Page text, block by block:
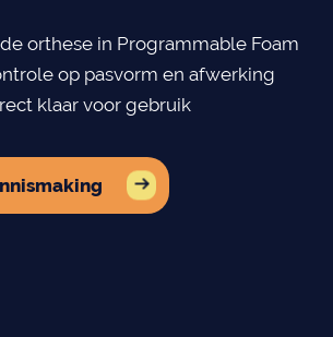
orthese in Programmable Foam
op pasvorm en afwerking
klaar voor gebruik